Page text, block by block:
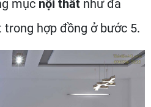
mục nội thất như đã
hợp đồng ở bước 5.